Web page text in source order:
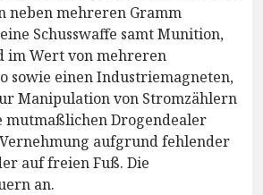
neben mehreren Gramm
Schusswaffe samt Munition,
im Wert von mehreren
sowie einen Industriemagneten,
Manipulation von Stromzählern
mutmaßlichen Drogendealer
aufgrund fehlender
auf freien Fuß. Die
an.